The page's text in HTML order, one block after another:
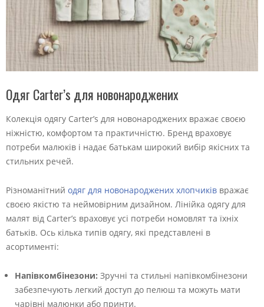
Одяг Carter’s для новонароджених
Колекція одягу Carter’s для новонароджених вражає своєю
ніжністю, комфортом та практичністю. Бренд враховує
потреби малюків і надає батькам широкий вибір якісних та
стильних речей.
Різноманітний одяг для новонароджених хлопчиків вражає
своєю якістю та неймовірним дизайном. Лінійка одягу для
малят від Carter’s враховує усі потреби номовлят та їхніх
батьків. Ось кілька типів одягу, які представлені в
асортименті:
Напівкомбінезони: Зручні та стильні напівкомбінезони
забезпечують легкий доступ до пелюш та можуть мати
чарівні малюнки або принти.